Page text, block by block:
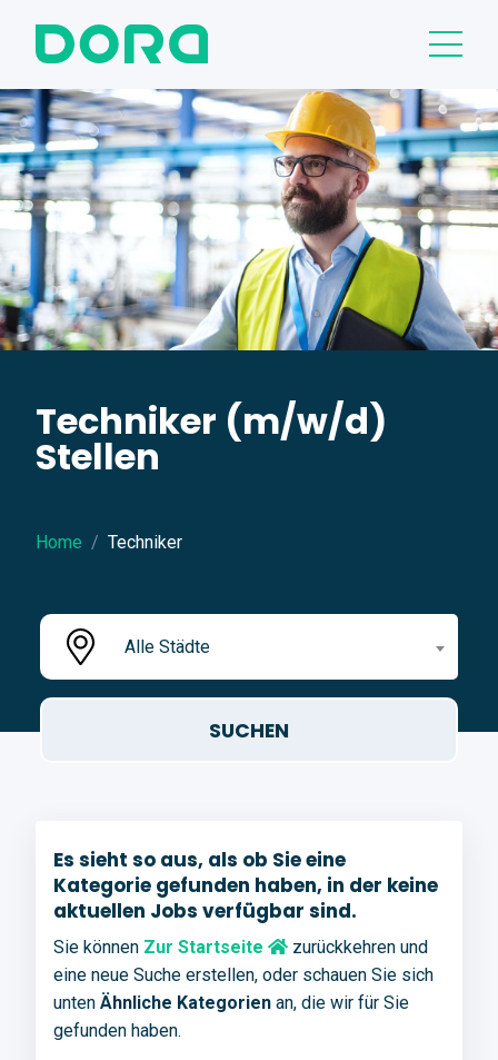
Techniker (m/w/d)
Stellen
Home Techniker
Alle Städte
Es sieht so aus, als ob Sie eine
Kategorie gefunden haben, in der keine
aktuellen Jobs verfügbar sind.
Sie können Zur Startseite
zurückkehren und
eine neue Suche erstellen, oder schauen Sie sich
unten Ähnliche Kategorien an, die wir für Sie
gefunden haben.